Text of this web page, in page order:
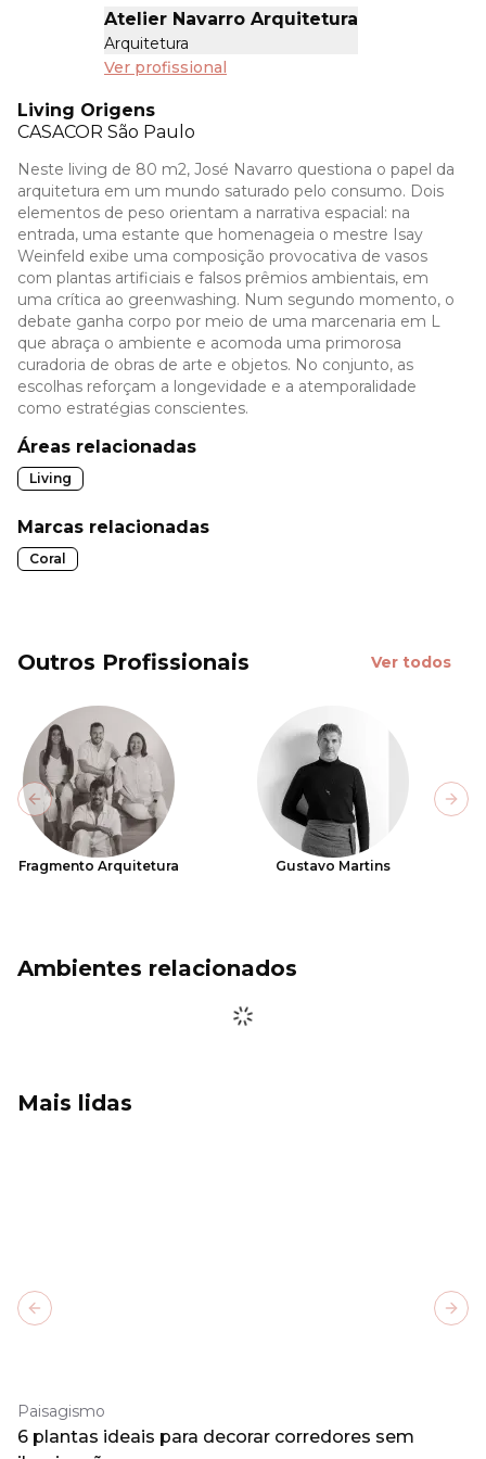
Atelier Navarro Arquitetura
Arquitetura
Ver profissional
Living Origens
CASACOR São Paulo
Neste living de 80 m2, José Navarro questiona o papel da
arquitetura em um mundo saturado pelo consumo. Dois
elementos de peso orientam a narrativa espacial: na
entrada, uma estante que homenageia o mestre Isay
Weinfeld exibe uma composição provocativa de vasos
com plantas artificiais e falsos prêmios ambientais, em
uma crítica ao greenwashing. Num segundo momento, o
debate ganha corpo por meio de uma marcenaria em L
que abraça o ambiente e acomoda uma primorosa
curadoria de obras de arte e objetos. No conjunto, as
escolhas reforçam a longevidade e a atemporalidade
como estratégias conscientes.
Áreas relacionadas
Living
Marcas relacionadas
Coral
Outros Profissionais Ver todos
Fragmento Arquitetura Gustavo Martins
Previous slide
Ambientes relacionados
Mais lidas
Paisagismo
6 plantas ideais para decorar corredores sem
Previous slide